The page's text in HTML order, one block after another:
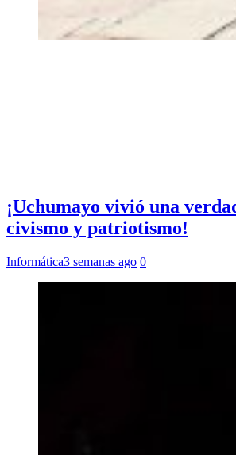
¡Uchumayo vivió una
civismo y patriotismo!
Informática3 semanas ago 0